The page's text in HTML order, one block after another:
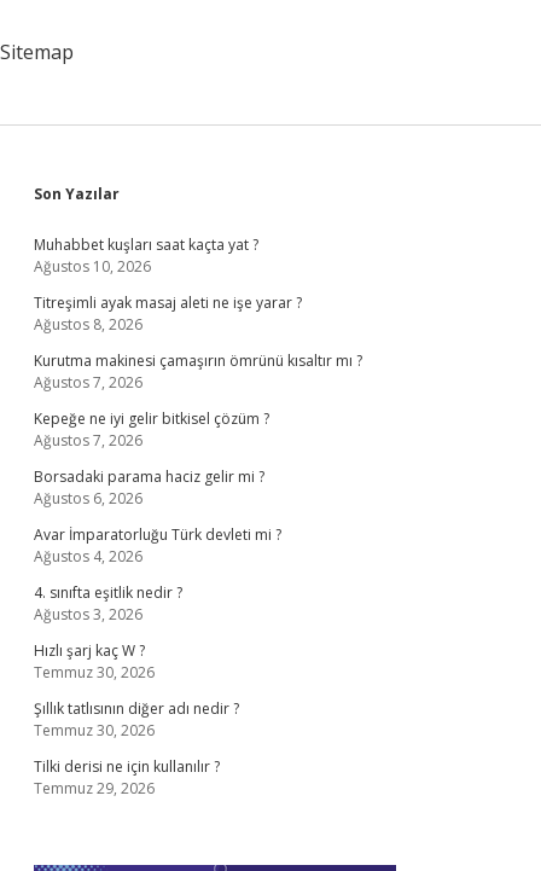
Sitemap
Sidebar
Son Yazılar
Muhabbet kuşları saat kaçta yat ?
Ağustos 10, 2026
Titreşimli ayak masaj aleti ne işe yarar ?
Ağustos 8, 2026
Kurutma makinesi çamaşırın ömrünü kısaltır mı ?
Ağustos 7, 2026
Kepeğe ne iyi gelir bitkisel çözüm ?
Ağustos 7, 2026
Borsadaki parama haciz gelir mi ?
Ağustos 6, 2026
Avar İmparatorluğu Türk devleti mi ?
Ağustos 4, 2026
4. sınıfta eşitlik nedir ?
Ağustos 3, 2026
Hızlı şarj kaç W ?
Temmuz 30, 2026
Şıllık tatlısının diğer adı nedir ?
Temmuz 30, 2026
Tilki derisi ne için kullanılır ?
Temmuz 29, 2026